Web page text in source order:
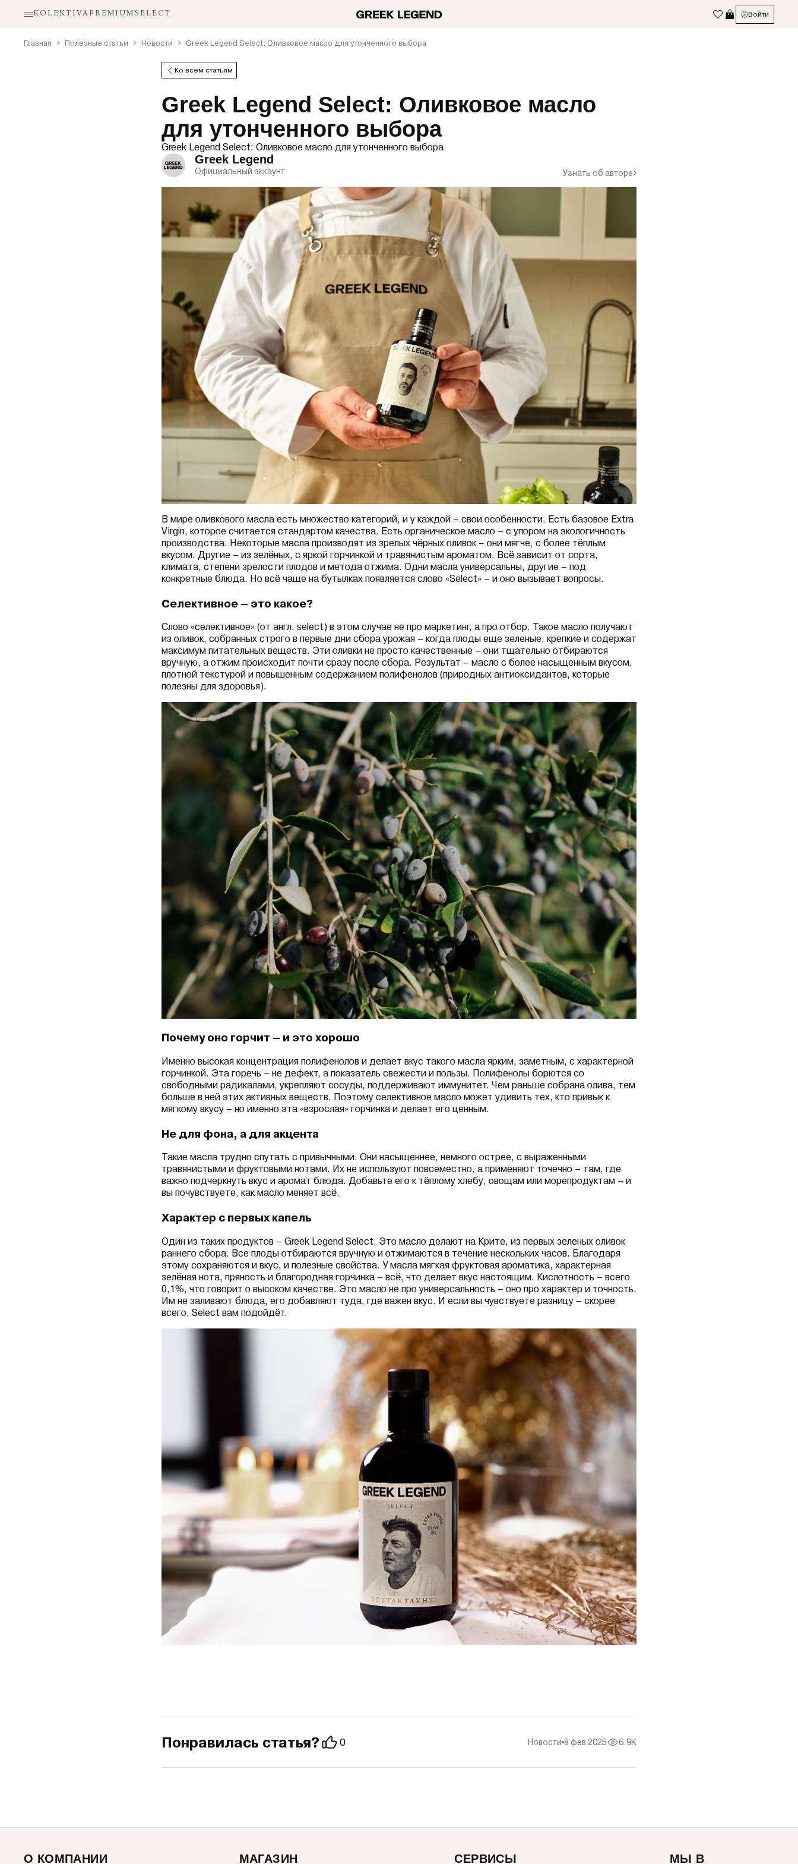
KOLEKTIVAPREMIUMSELECT Войти
Главная Полезные статьи Новости Greek Legend Select: Оливковое масло для утонченного выбора
Ко всем статьям
Greek Legend Select: Оливковое масло
для утонченного выбора
Greek Legend Select: Оливковое масло для утонченного выбора
Greek Legend
Официальный аккаунт Узнать об авторе
В мире оливкового масла есть множество категорий, и у каждой – свои особенности. Есть базовое Extra
Virgin, которое считается стандартом качества. Есть органическое масло – с упором на экологичность
производства. Некоторые масла производят из зрелых чёрных оливок – они мягче, с более тёплым
вкусом. Другие – из зелёных, с яркой горчинкой и травянистым ароматом. Всё зависит от сорта,
климата, степени зрелости плодов и метода отжима. Одни масла универсальны, другие – под
конкретные блюда. Но всё чаще на бутылках появляется слово «Select» – и оно вызывает вопросы.
Селективное – это какое?
Слово «селективное» (от англ. select) в этом случае не про маркетинг, а про отбор. Такое масло получают
из оливок, собранных строго в первые дни сбора урожая – когда плоды еще зеленые, крепкие и содержат
максимум питательных веществ. Эти оливки не просто качественные – они тщательно отбираются
вручную, а отжим происходит почти сразу после сбора. Результат – масло с более насыщенным вкусом,
плотной текстурой и повышенным содержанием полифенолов (природных антиоксидантов, которые
полезны для здоровья).
Почему оно горчит – и это хорошо
Именно высокая концентрация полифенолов и делает вкус такого масла ярким, заметным, с характерной
горчинкой. Эта горечь – не дефект, а показатель свежести и пользы. Полифенолы борются со
свободными радикалами, укрепляют сосуды, поддерживают иммунитет. Чем раньше собрана олива, тем
больше в ней этих активных веществ. Поэтому селективное масло может удивить тех, кто привык к
мягкому вкусу – но именно эта «взрослая» горчинка и делает его ценным.
Не для фона, а для акцента
Такие масла трудно спутать с привычными. Они насыщеннее, немного острее, с выраженными
травянистыми и фруктовыми нотами. Их не используют повсеместно, а применяют точечно – там, где
важно подчеркнуть вкус и аромат блюда. Добавьте его к тёплому хлебу, овощам или морепродуктам – и
вы почувствуете, как масло меняет всё.
Характер с первых капель
Один из таких продуктов – Greek Legend Select. Это масло делают на Крите, из первых зеленых оливок
раннего сбора. Все плоды отбираются вручную и отжимаются в течение нескольких часов. Благодаря
этому сохраняются и вкус, и полезные свойства. У масла мягкая фруктовая ароматика, характерная
зелёная нота, пряность и благородная горчинка – всё, что делает вкус настоящим. Кислотность – всего
0,1%, что говорит о высоком качестве. Это масло не про универсальность – оно про характер и точность.
Им не заливают блюда, его добавляют туда, где важен вкус. И если вы чувствуете разницу – скорее
всего, Select вам подойдёт.
Понравилась статья? 0 Новости 8 фев 2025 6.9K
О КОМПАНИИ МАГАЗИН СЕРВИСЫ МЫ В